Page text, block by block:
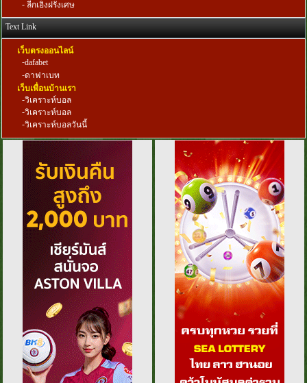
- ลีกเอิงฝรั่งเศษ
Text Link
เว็บตรงออนไลน์
-dafabet
-ดาฟาเบท
เว็บเพื่อนบ้านเรา
-วิเคราะห์บอล
-วิเคราะห์บอล
-วิเคราะห์บอลวันนี้